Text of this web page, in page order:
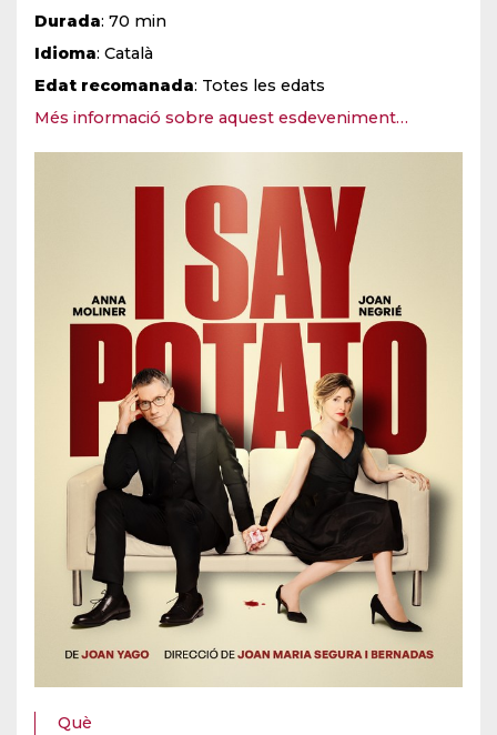
Durada: 70 min
Idioma: Català
Edat recomanada: Totes les edats
Més informació sobre aquest esdeveniment…
Què